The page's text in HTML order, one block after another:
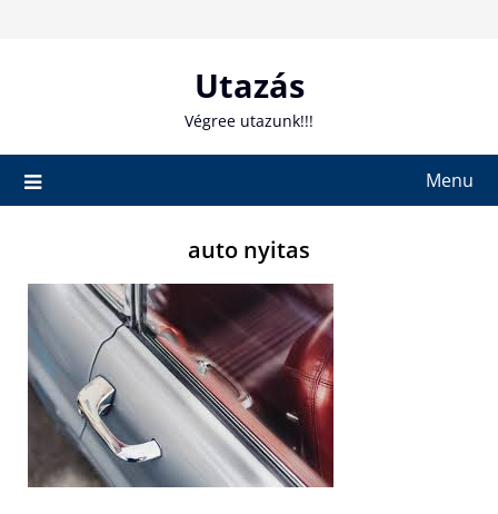
Utazás
Végree utazunk!!!
Menu
auto nyitas